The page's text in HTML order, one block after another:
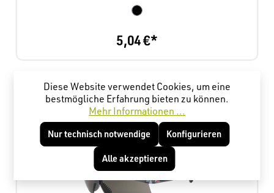
5,04 €*
Produktgalerie überspringen
Kunden haben sich ebenfalls angesehen
Diese Website verwendet Cookies, um eine
bestmögliche Erfahrung bieten zu können.
Mehr Informationen ...
Nur technisch notwendige Konfigurieren
Alle akzeptieren